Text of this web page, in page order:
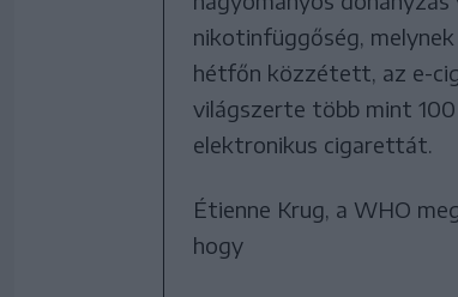
nikotinfüggőség,
hétfőn közzétett, az e-
világszerte több mint 100
elektronikus cigarettát.
Étienne Krug, a WHO
hogy